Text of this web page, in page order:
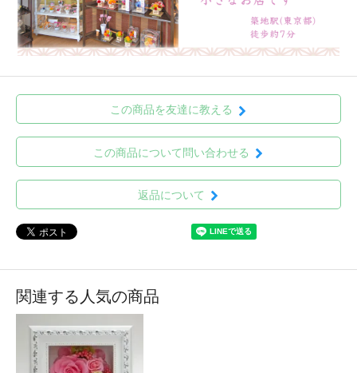
この商品を友達に教える
この商品について問い合わせる
返品について
関連する人気の商品